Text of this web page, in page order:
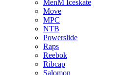
MenM Iceskate
Move
MPC
NTB
Powerslide
Raps
Reebok
Ribcap
Salomon